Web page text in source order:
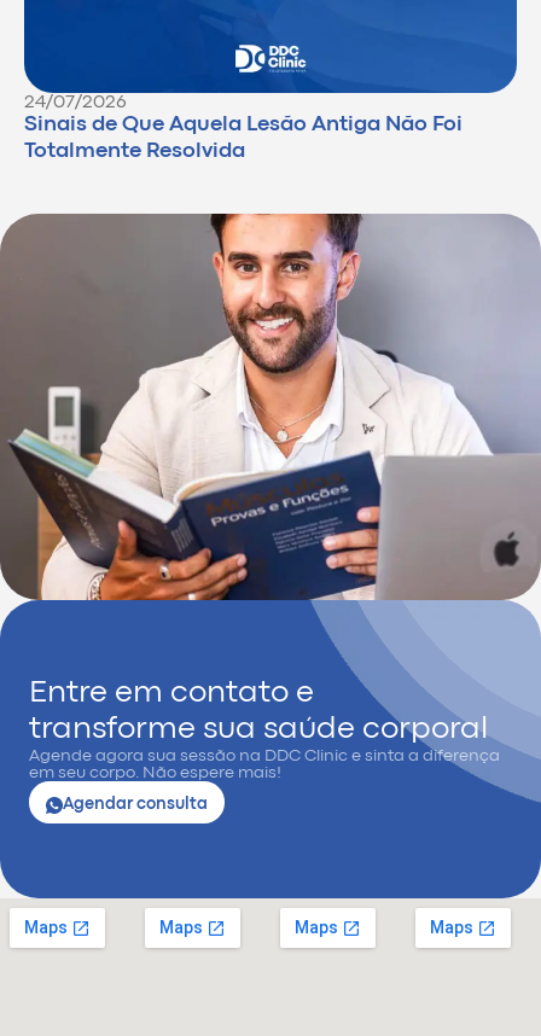
24/07/2026
Sinais de Que Aquela Lesão Antiga Não Foi
Totalmente Resolvida
Entre em contato e
transforme sua saúde corporal
Agende agora sua sessão na DDC Clinic e sinta a diferença
em seu corpo. Não espere mais!
Agendar consulta